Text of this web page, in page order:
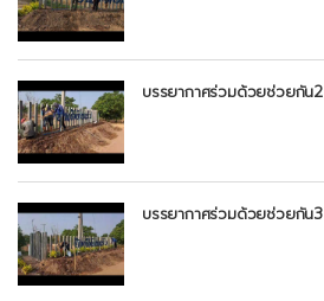
บรรยากาศร่วมด้วยช่วยกัน2
บรรยากาศร่วมด้วยช่วยกัน3